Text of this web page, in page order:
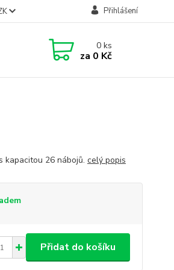
Přihlášení
0ks
za 0 Kč
kapacitou 26 nábojů. celý popis
Přidat do košíku